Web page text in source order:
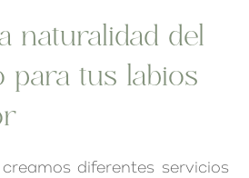
naturalidad del
para tus labios
creamos diferentes servicios